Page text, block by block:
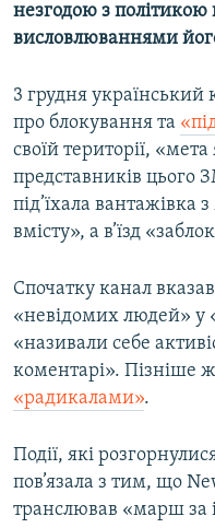
незгодою з політикою
висловлюваннями
3 грудня український
про блокування та
своїй території,
представників цього
під’їхала
вмісту», а в’їзд
Спочатку канал
«невідомих людей» у
«називали себе
коментарі». ​Пізніше
«радикалами».
Події, які
пов’язала з тим, що
транслював «марш за